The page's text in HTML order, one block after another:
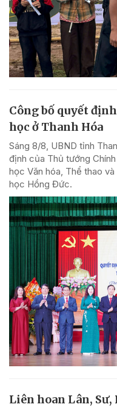
Công bố quyết
học ở Thanh Hóa
Sáng 8/8, UBND tỉnh
định của Thủ tướng
học Văn hóa, Thể thao
học Hồng Đức.
Liên hoan Lân,